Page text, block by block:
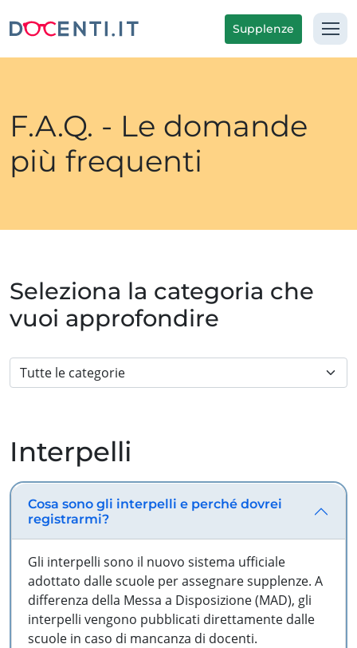
Supplenze
F.A.Q. - Le domande
più frequenti
Seleziona la categoria che
vuoi approfondire
Interpelli
Cosa sono gli interpelli e perché dovrei
registrarmi?
Gli interpelli sono il nuovo sistema ufficiale
adottato dalle scuole per assegnare supplenze. A
differenza della Messa a Disposizione (MAD), gli
interpelli vengono pubblicati direttamente dalle
scuole in caso di mancanza di docenti.